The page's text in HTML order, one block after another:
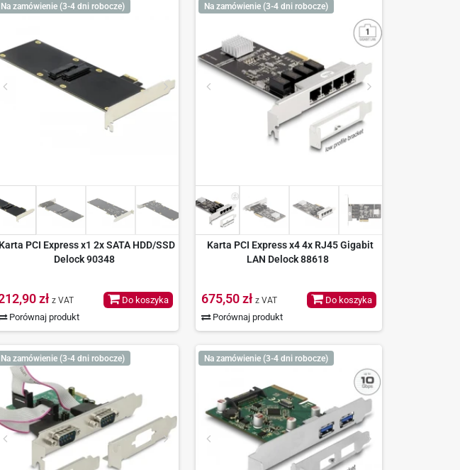
Na zamówienie (3-4 dni robocze)
Karta PCI Express x1 2x SATA HDD/SSD
Delock 90348
zł z VAT
Porównaj produkt
Do koszyka
Na zamówienie (3-4 dni robocze)
Karta PCI Express x4 4x RJ45 Gigabit
LAN Delock 88618
675,50 zł z VAT
Porównaj produkt
Do koszyka
Na zamówienie (3-4 dni robocze) Na zamówienie (3-4 dni robocze)